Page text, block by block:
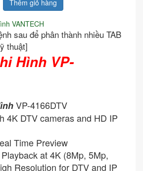
Thêm giỏ hàng
VANTECH
sau để phân thành nhiều TAB
thuật]
Hình VP-
VP-4166DTV
4K DTV cameras and HD IP
Time Preview
at 4K (8Mp, 5Mp,
Resolution for DTV and IP